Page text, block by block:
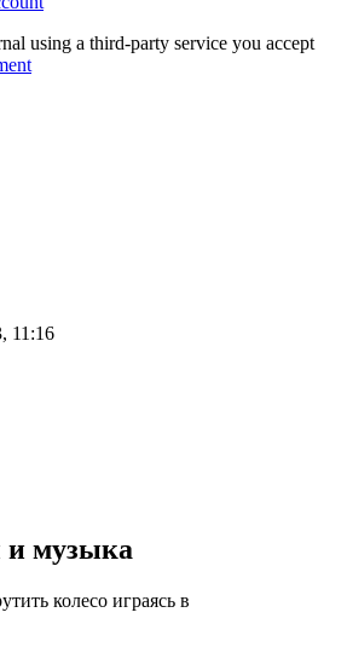
using a third-party service you accept
11:16
музыка
колесо играясь в